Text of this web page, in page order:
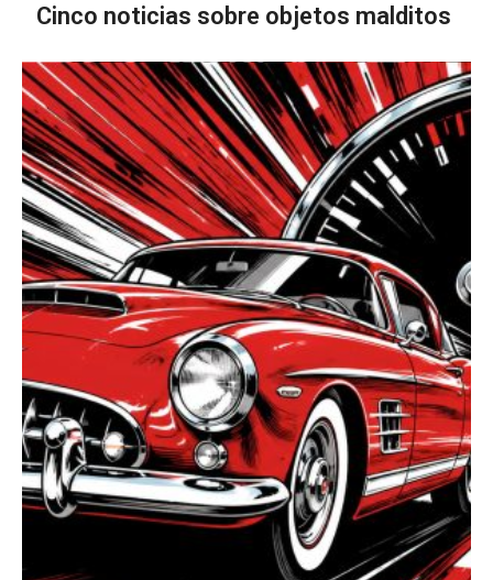
Cinco noticias sobre objetos malditos